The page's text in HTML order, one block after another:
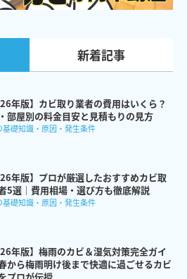
新着記事
年版】カビ取り業者の費用はいくら？
部屋別の料金目安と見積もりの見方
基礎知識・原因・発生条件
年版】プロが厳選したおすすめカビ取
5選｜費用相場・選び方も徹底解説
基礎知識・原因・発生条件
年版】梅雨のカビ＆湿気対策完全ガイ
から梅雨明け後まで快適に過ごせるカビ